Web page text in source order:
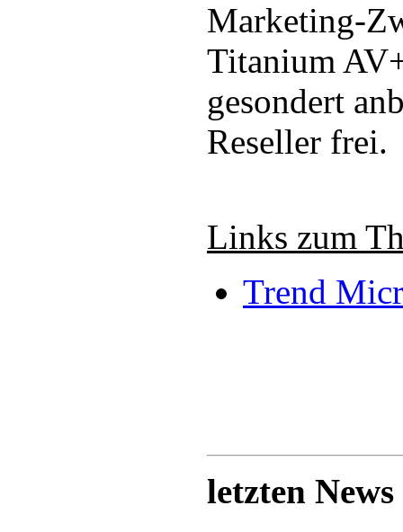
Marketing-
Titanium
gesondert
Reseller frei.
Links zum
Trend
letzten News